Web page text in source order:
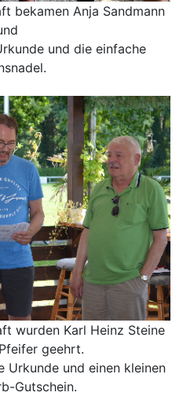
bekamen Anja Sandmann
und die einfache
wurden Karl Heinz Steine
geehrt.
Urkunde und einen kleinen
Gutschein.